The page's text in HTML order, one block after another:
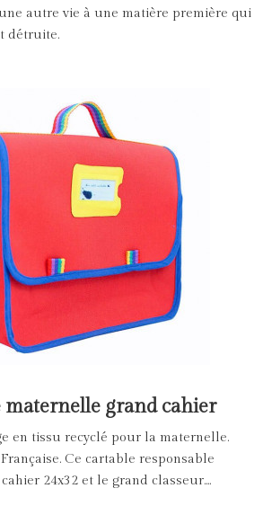
autre vie à une matière première qui
détruite.
maternelle grand cahier
en tissu recyclé pour la maternelle.
Ce cartable responsable
24x32 et le grand classeur....